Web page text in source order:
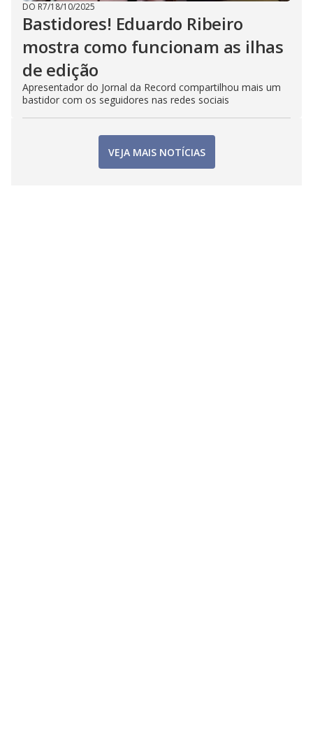
DO R7/18/10/2025
Bastidores! Eduardo Ribeiro
mostra como funcionam as ilhas
de edição
Apresentador do Jornal da Record compartilhou mais um
bastidor com os seguidores nas redes sociais
VEJA MAIS NOTÍCIAS